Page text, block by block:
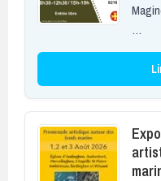
…